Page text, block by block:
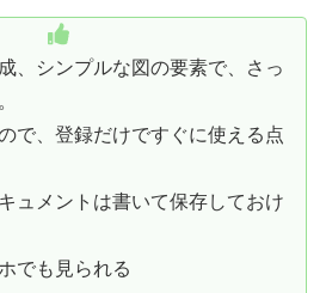
、シンプルな図の要素で、さっ
で、登録だけですぐに使える点
ュメントは書いて保存しておけ
でも見られる